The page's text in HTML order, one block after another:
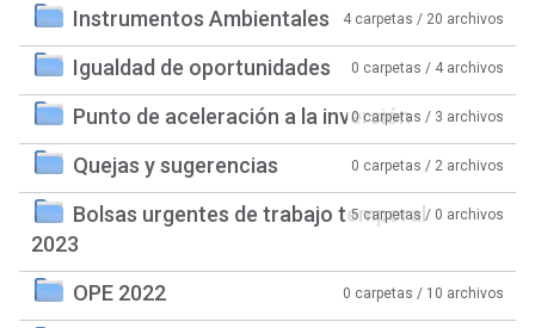
Instrumentos Ambientales 4 carpetas / 20 archivos
Igualdad de oportunidades 0 carpetas / 4 archivos
Punto de aceleración a la inversión0 carpetas / 3 archivos
Quejas y sugerencias 0 carpetas / 2 archivos
Bolsas urgentes de trabajo temporal
2023
5 carpetas / 0 archivos
OPE 2022 0 carpetas / 10 archivos